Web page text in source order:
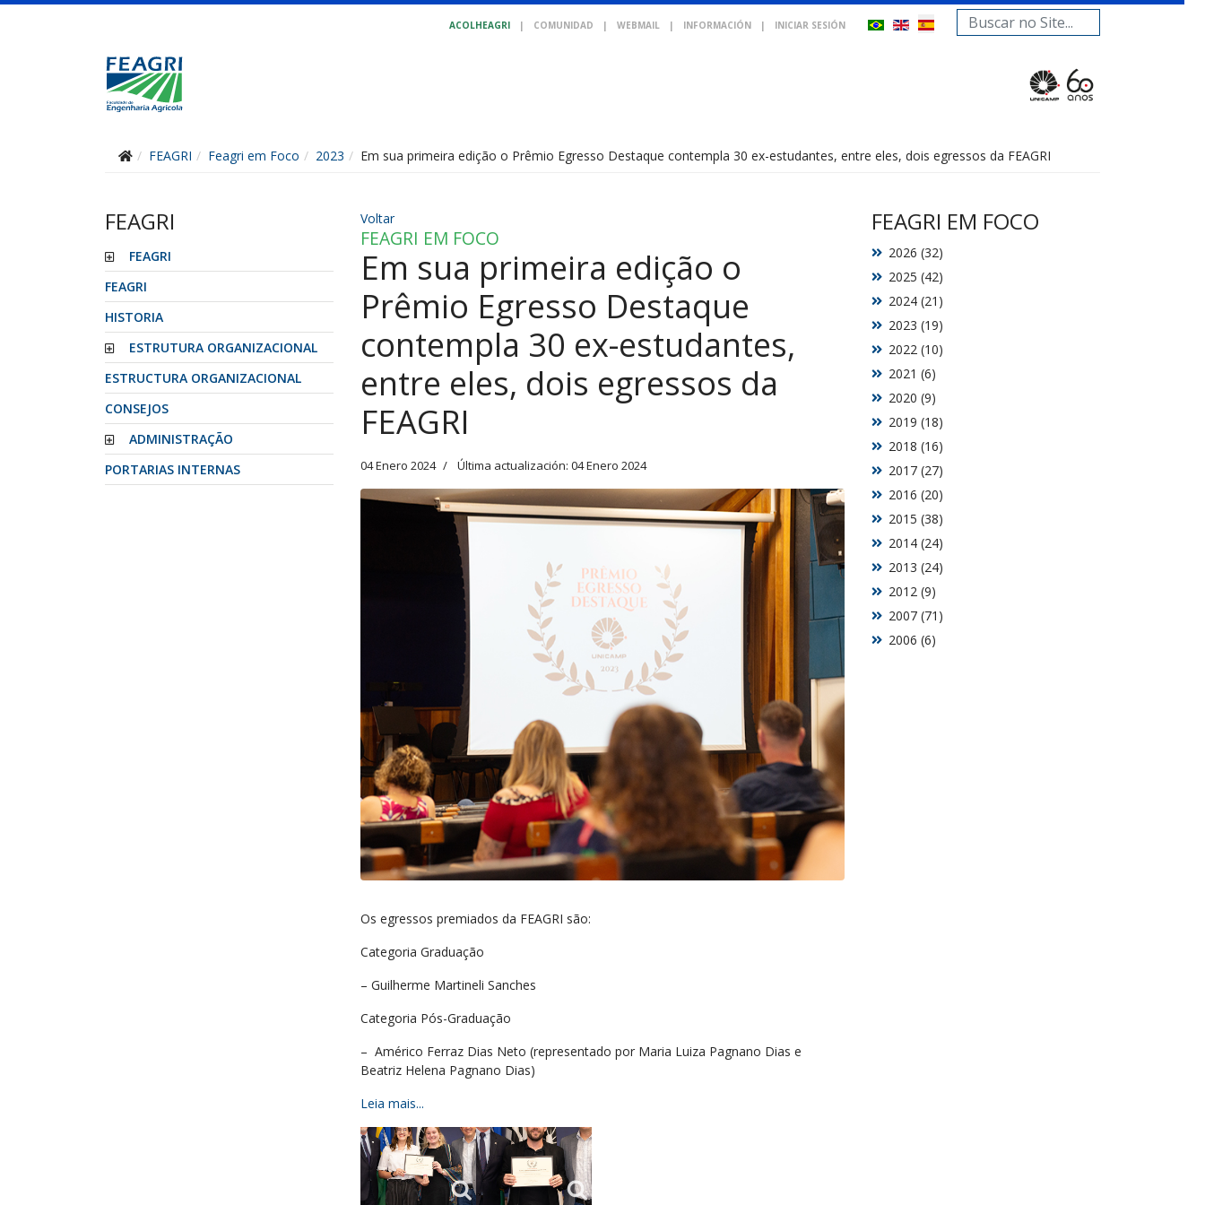
ACOLHEAGRI | COMUNIDAD | WEBMAIL | INFORMACIÓN | INICIAR SESIÓN Buscar...
FEAGRI Feagri em Foco 2023 Em sua primeira edição o Prêmio Egresso Destaque contempla 30 ex-estudantes, entre eles, dois egressos da FEAGRI
FEAGRI
FEAGRI
FEAGRI
HISTORIA
ESTRUTURA ORGANIZACIONAL
ESTRUCTURA ORGANIZACIONAL
CONSEJOS
ADMINISTRAÇÃO
PORTARIAS INTERNAS
Voltar
FEAGRI EM FOCO
Em sua primeira edição o
Prêmio Egresso Destaque
contempla 30 ex-estudantes,
entre eles, dois egressos da
FEAGRI
04 Enero 2024 Última actualización: 04 Enero 2024
Os egressos premiados da FEAGRI são:
Categoria Graduação
– Guilherme Martineli Sanches
Categoria Pós-Graduação
– Américo Ferraz Dias Neto (representado por Maria Luiza Pagnano Dias e
Beatriz Helena Pagnano Dias)
Leia mais...
FEAGRI EM FOCO
2006 (6)
2007 (71)
2012 (9)
2013 (24)
2014 (24)
2015 (38)
2016 (20)
2017 (27)
2018 (16)
2019 (18)
2020 (9)
2021 (6)
2022 (10)
2023 (19)
2024 (21)
2025 (42)
2026 (32)